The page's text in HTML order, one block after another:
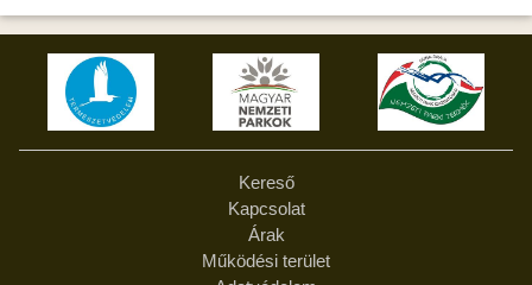
Kereső
Kapcsolat
Árak
Működési terület